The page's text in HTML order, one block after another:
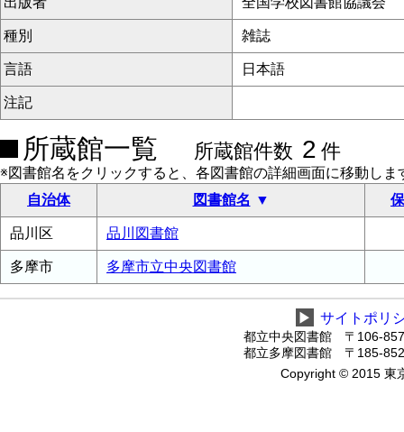
種別 雑誌
言語 日本語
注記
所蔵館一覧 所蔵館件数 2 件
※図書館名をクリックすると、各図書館の詳細画面に移動しま
自治体
図書館名
品川区 品川図書館
多摩市 多摩市立中央図書館
▶ サイトポリ
都立中央図書館 〒106-
都立多摩図書館 〒185-
Copyright © 2015 東